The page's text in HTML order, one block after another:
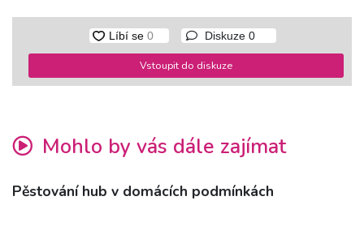
Diskuze 0
Vstoupit do diskuze
Mohlo by vás dále zajímat
Pěstování hub v domácích podmínkách